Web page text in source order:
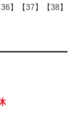
】【37】【38】